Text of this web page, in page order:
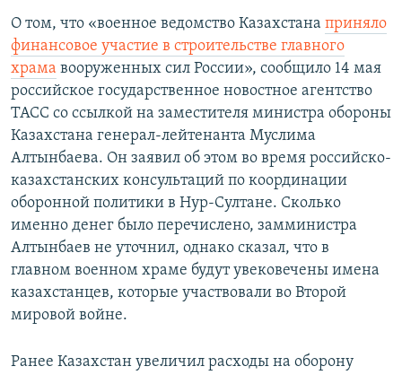
О том, что «военное ведомство Казахстана приняло
финансовое участие в строительстве главного
храма вооруженных сил России», сообщило 14 мая
российское государственное новостное агентство
ТАСС со ссылкой на заместителя министра обороны
Казахстана генерал-лейтенанта Муслима
Алтынбаева. Он заявил об этом во время российско-
казахстанских консультаций по координации
оборонной политики в Нур-Султане. Сколько
именно денег было перечислено, замминистра
Алтынбаев не уточнил, однако сказал, что в
главном военном храме будут увековечены имена
казахстанцев, которые участвовали во Второй
мировой войне.
Ранее Казахстан увеличил расходы на оборону